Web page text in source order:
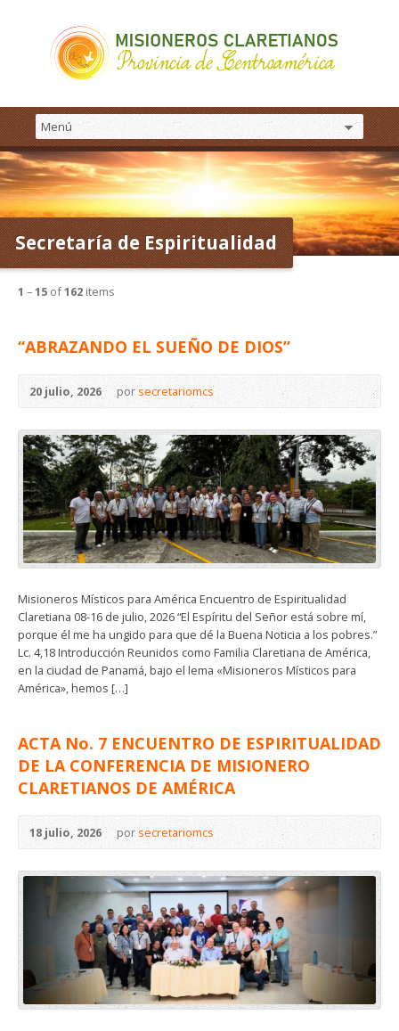
Secretaría de Espiritualidad
1 –15 of162 items
“ABRAZANDO EL SUEÑO DE DIOS”
20 julio, 2026 por secretariomcs
Misioneros Místicos para América Encuentro de Espiritualidad
Claretiana 08-16 de julio, 2026 “El Espíritu del Señor está sobre mí,
porque él me ha ungido para que dé la Buena Noticia a los pobres.”
Lc. 4,18 Introducción Reunidos como Familia Claretiana de América,
en la ciudad de Panamá, bajo el lema «Misioneros Místicos para
América», hemos […]
ACTA No. 7 ENCUENTRO DE ESPIRITUALIDAD
DE LA CONFERENCIA DE MISIONERO
CLARETIANOS DE AMÉRICA
18 julio, 2026 por secretariomcs